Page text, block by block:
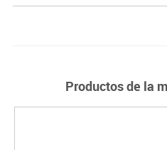
Productos de la